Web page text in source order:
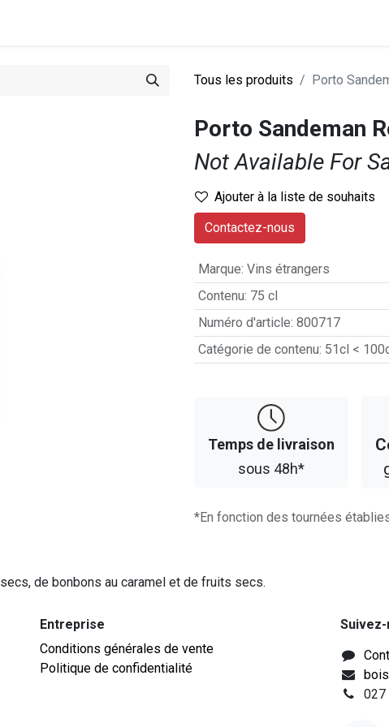
Tous les produits Porto
Porto Sandeman
Not Available For
Ajouter à la liste de souhaits
Contactez-nous
Marque: Vins étrangers
Contenu: 75 cl
Numéro d'article: 800717
Catégorie de contenu: 51cl <
Temps d​​e livraison
sous 48h*
*En fonction des tournées
de bonbons au caramel et de fruits secs.
027
Entreprise
Conditions générales de vente
Politique de confidentialité